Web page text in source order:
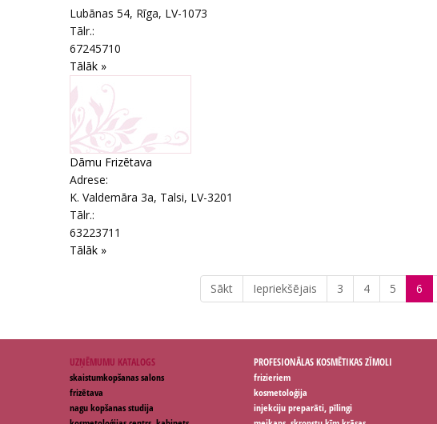
Lubānas 54, Rīga, LV-1073
Tālr.:
67245710
Tālāk »
Dāmu Frizētava
Adrese:
K. Valdemāra 3a, Talsi, LV-3201
Tālr.:
63223711
Tālāk »
Sākt Iepriekšējais 3 4 5 6
UZŅĒMUMU KATALOGS
skaistumkopšanas salons
frizētava
nagu kopšanas studija
PROFESIONĀLAS KOSMĒTIKAS ZĪMOLI
frizieriem
kosmetoloģija
injekciju preparāti, pīlingi